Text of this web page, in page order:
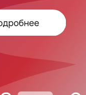
БУДУТ ЗАНИМАТЬСЯ